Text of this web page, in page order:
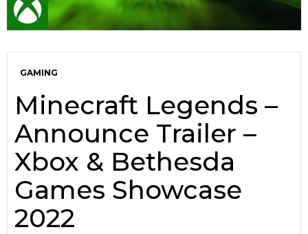
GAMING
Minecraft Legends –
Announce Trailer –
Xbox & Bethesda
Games Showcase
2022